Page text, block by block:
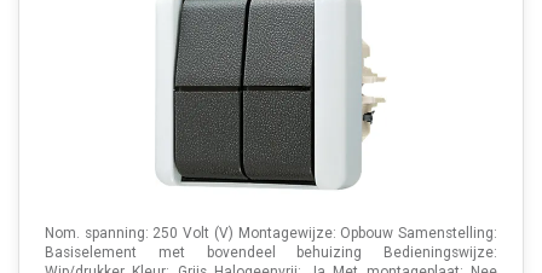
Nom. spanning: 250 Volt (V) Montagewijze: Opbouw Samenstelling:
Basiselement met bovendeel behuizing Bedieningswijze: